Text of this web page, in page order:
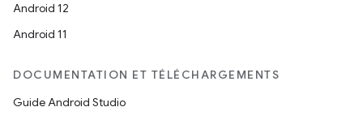
Android 12
Android 11
DOCUMENTATION ET TÉLÉCHARGEMENTS
Guide Android Studio